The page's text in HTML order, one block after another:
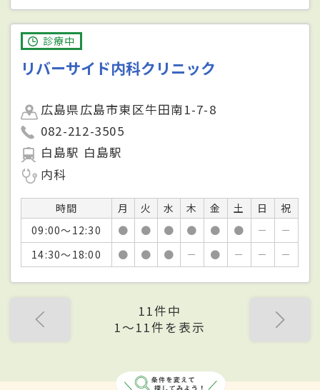
診療中
リバーサイド内科クリニック
広島県広島市東区牛田南1-7-8
082-212-3505
白島駅 白島駅
内科
時間 月 火 水 木 金 土 日
祝
09:00～12:30
● ● ● ● ● ● －
－
14:30～18:00
● ● ● － ● － － －
11件中
1〜11件を表示